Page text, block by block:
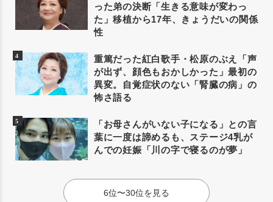
った弟の決断「生きる意味が変わっ
た」移植から17年、きょうだいの関係
性
重篤だった紅白歌手・松原のぶえ「声
が出ず、顔色もおかしかった」最初の
異変。自覚症状のない「腎臓の病」の
怖さ語る
「お母さんがいない子になる」との言
葉に一度は諦めるも、ステージ4乳が
んでの妊娠「川の字で寝るのが夢」
6位〜30位を見る